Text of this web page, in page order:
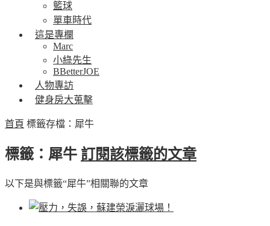
籃球
單車時代
這是專欄
Marc
小綠先生
BBetterJOE
人物專訪
健身房大蒐擊
首頁 標籤存檔：犀牛
標籤：犀牛 訂閱該標籤的文章
以下是與標籤“犀牛”相關聯的文章